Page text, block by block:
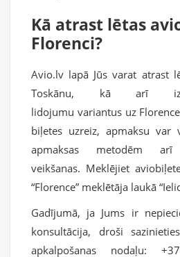
Kā atrast lētas
Florenci?
Avio.lv lapā Jūs varat atrast
Toskānu, kā arī
lidojumu variantus uz
biļetes uzreiz, apmaksu
apmaksas metodēm arī
veikšanas. Meklējiet
“Florence” meklētāja laukā
Gadījumā, ja Jums ir
konsultācija, droši
apkalpošanas nodaļu: